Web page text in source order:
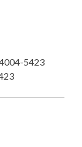
5423